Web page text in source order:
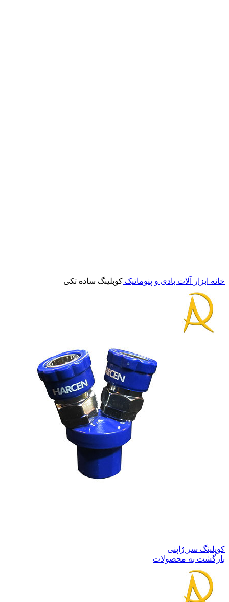
خانه ابزار آلات بادی و پنوماتیک کوبلینگ ساده تکی
کوپلینگ سر ژاپنی
بازگشت به محصولات